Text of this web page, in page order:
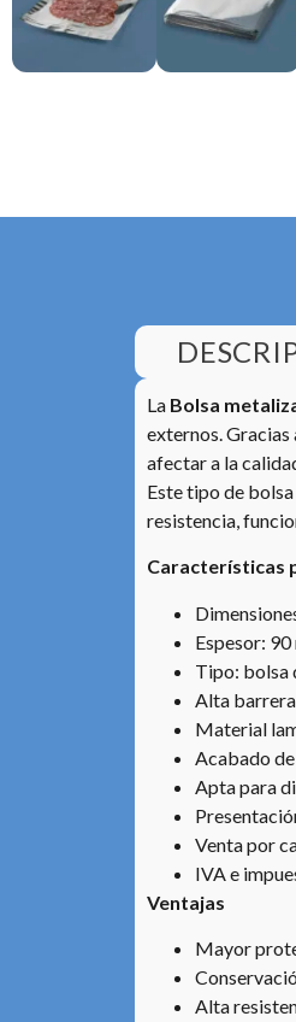
La Bolsa
externos.
afectar a la
Este tipo de
resistencia,
Características
Espesor:
Tipo: bolsa
Alta barrera
Material
Acabado
Apta para
Venta por
IVA e
Ventajas
Mayor
Alta